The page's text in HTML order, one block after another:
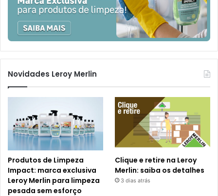
Novidades Leroy Merlin
Produtos de Limpeza
Impact: marca exclusiva
Leroy Merlin para limpeza
pesada sem esforço
Clique e retire na Leroy
Merlin: saiba os detalhes
3 dias atrás